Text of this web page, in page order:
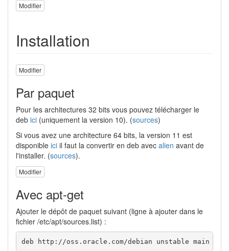
Modifier
Installation
Modifier
Par paquet
Pour les architectures 32 bits vous pouvez télécharger le
deb ici (uniquement la version 10). (sources)
Si vous avez une architecture 64 bits, la version 11 est
disponible ici il faut la convertir en deb avec alien avant de
l'installer. (sources).
Modifier
Avec apt-get
Ajouter le dépôt de paquet suivant (ligne à ajouter dans le
fichier /etc/apt/sources.list) :
deb http://oss.oracle.com/debian unstable main